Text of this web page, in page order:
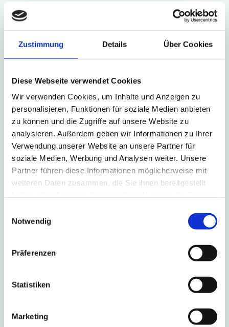
Zustimmung Details Über Cookies
Diese Webseite verwendet Cookies
Wir verwenden Cookies, um Inhalte und Anzeigen zu
personalisieren, Funktionen für soziale Medien anbieten
zu können und die Zugriffe auf unsere Website zu
analysieren. Außerdem geben wir Informationen zu Ihrer
Verwendung unserer Website an unsere Partner für
soziale Medien, Werbung und Analysen weiter. Unsere
Partner führen diese Informationen möglicherweise mit
weiteren Daten zusammen, die Sie ihnen bereitgestellt
Notwendig
Präferenzen
Statistiken
Marketing
Kurze Umleitung in Bad Driburg-
Im Rahmen des Schützenfestes in Bad Driburg-
Neuenheerse kommt es am Wochenende zu
kurzzeitigen Sperrungen der Haltestellen
Neuenheerse Siedlung und Neuenheerse Kiche.
Weitere Infos
B1-Sperrung führt zu Umleitung
Aufgrund einer Fahrbahn-Sanierung ist die B1 in
Fahrtrichtung Salzkotten vom 6. August bis zum
16. Oktober 2026 gesperrt. Die Linien S90, 490,
eine Umleitungsstrecke.